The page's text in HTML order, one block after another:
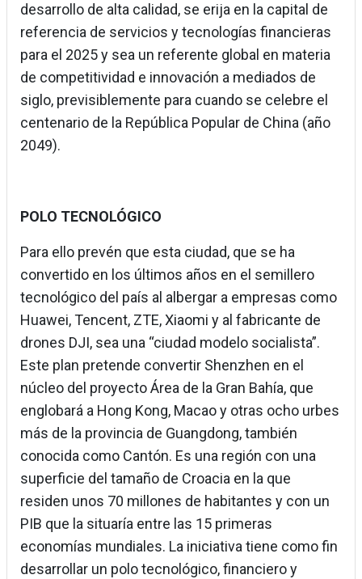
desarrollo de alta calidad, se erija en la capital de
referencia de servicios y tecnologías financieras
para el 2025 y sea un referente global en materia
de competitividad e innovación a mediados de
siglo, previsiblemente para cuando se celebre el
centenario de la República Popular de China (año
2049).
POLO TECNOLÓGICO
Para ello prevén que esta ciudad, que se ha
convertido en los últimos años en el semillero
tecnológico del país al albergar a empresas como
Huawei, Tencent, ZTE, Xiaomi y al fabricante de
drones DJI, sea una “ciudad modelo socialista”.
Este plan pretende convertir Shenzhen en el
núcleo del proyecto Área de la Gran Bahía, que
englobará a Hong Kong, Macao y otras ocho urbes
más de la provincia de Guangdong, también
conocida como Cantón. Es una región con una
superficie del tamaño de Croacia en la que
residen unos 70 millones de habitantes y con un
PIB que la situaría entre las 15 primeras
economías mundiales. La iniciativa tiene como fin
desarrollar un polo tecnológico, financiero y